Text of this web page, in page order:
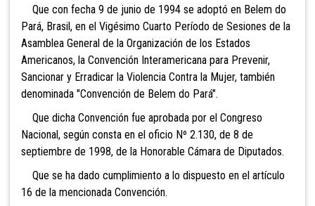
Que con fecha 9 de junio de 1994 se adoptó en Belem do
Pará, Brasil, en el Vigésimo Cuarto Período de Sesiones de la
Asamblea General de la Organización de los Estados
Americanos, la Convención Interamericana para Prevenir,
Sancionar y Erradicar la Violencia Contra la Mujer, también
denominada "Convención de Belem do Pará".
Que dicha Convención fue aprobada por el Congreso
Nacional, según consta en el oficio Nº 2.130, de 8 de
septiembre de 1998, de la Honorable Cámara de Diputados.
Que se ha dado cumplimiento a lo dispuesto en el artículo
16 de la mencionada Convención.